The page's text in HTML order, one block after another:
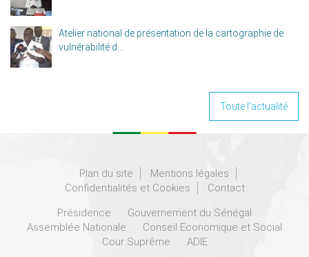
Atelier national de présentation de la cartographie de
vulnérabilité d...
Toute l'actualité
Plan du site
Mentions légales
Confidentialités et Cookies
Contact
Présidence
Gouvernement du Sénégal
Assemblée Nationale
Conseil Economique et Social
Cour Suprême
ADIE